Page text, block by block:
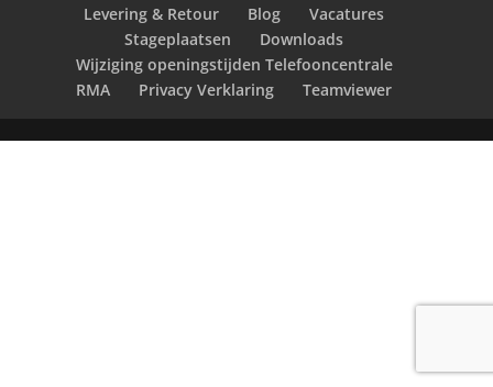
Levering & Retour
Blog
Vacatures
Stageplaatsen
Downloads
Wijziging openingstijden Telefooncentrale
RMA
Privacy Verklaring Teamviewer